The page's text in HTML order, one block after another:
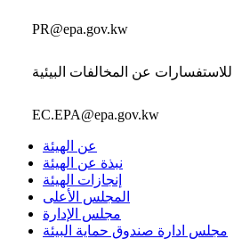
PR@epa.gov.kw
للاستفسارات عن المخالفات البيئية
EC.EPA@epa.gov.kw
عن الهيئة
نبذة عن الهيئة
إنجازات الهيئة
المجلس الأعلى
مجلس الإدارة
مجلس ادارة صندوق حماية البيئة